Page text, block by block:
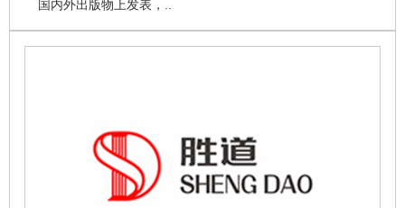
国内外出版物上发表，..